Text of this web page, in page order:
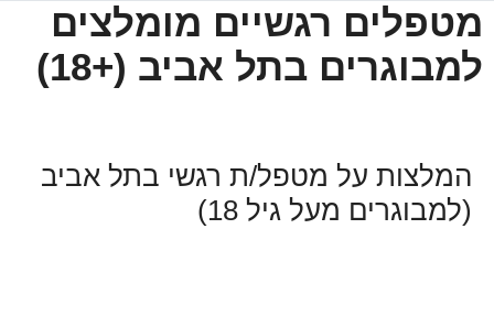
מטפלים רגשיים מומלצים
למבוגרים בתל אביב (+18)
המלצות על מטפל/ת רגשי בתל אביב
(למבוגרים מעל גיל 18)